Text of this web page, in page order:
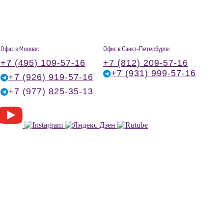
Офис в Москве:
+7 (495) 109-57-16
+7 (926) 919-57-16
+7 (977) 825-35-13
Офис в Санкт‑Петербурге:
+7 (812) 209-57-16
+7 (931) 999-57-16